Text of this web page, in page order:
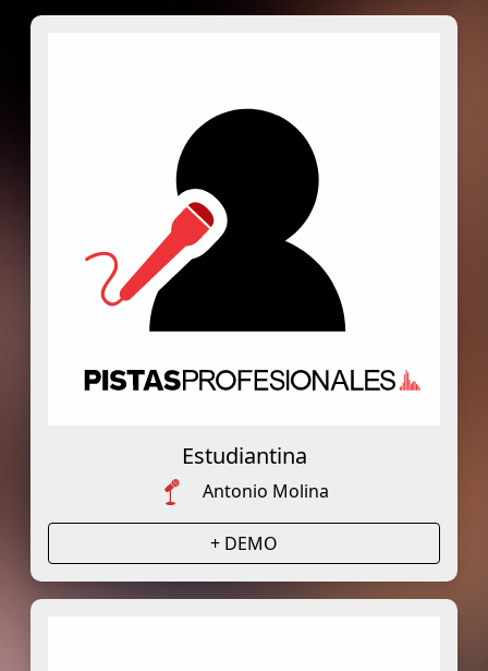
Estudiantina
Antonio Molina
+ DEMO